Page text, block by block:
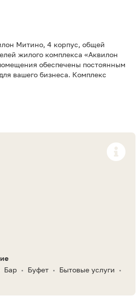
Митино, 4 корпус, общей
жилого комплекса «Аквилон
обеспечены постоянным
вашего бизнеса. Комплекс
Бар • Буфет • Бытовые услуги •